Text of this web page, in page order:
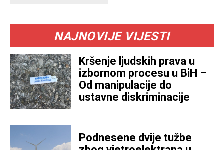
NAJNOVIJE VIJESTI
Kršenje ljudskih prava u
izbornom procesu u BiH –
Od manipulacije do
ustavne diskriminacije
Podnesene dvije tužbe